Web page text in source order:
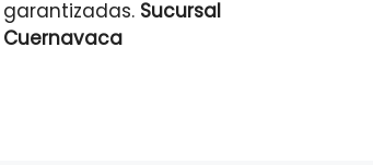
garantizadas. Sucursal
Cuernavaca